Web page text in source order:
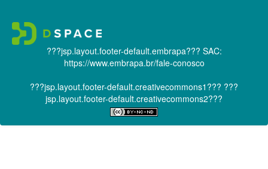
???jsp.layout.footer-default.embrapa??? SAC:
https://www.embrapa.br/fale-conosco
???jsp.layout.footer-default.creativecommons1??? ???
jsp.layout.footer-default.creativecommons2???